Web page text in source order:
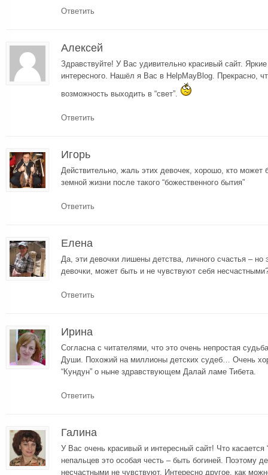
Ответить
Алексей
Здравствуйте! У Вас удивительно красивый сайт.
интересного. Нашёл я Вас в HelpMayBlog. Прекрасно,
возможность выходить в “свет”.
Ответить
Игорь
Действительно, жаль этих девочек, хорошо, кто может
земной жизни после такого “божественного бытия”
Ответить
Елена
Да, эти девочки лишены детства, личного счастья – но
девочки, может быть и не чувствуют себя
Ответить
Ирина
Согласна с читателями, что это очень непростая
Души. Похожий на миллионы детских судеб… Очень
“Кундун” о ныне здравствующем Далай ламе Тибета.
Ответить
Галина
У Вас очень красивый и интересный сайт! Что касается
непальцев это особая честь – быть богиней. Поэтому
несчастными не чувствуют. Интересно другое, как